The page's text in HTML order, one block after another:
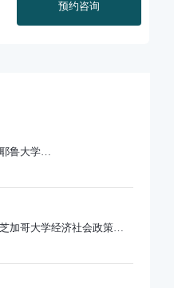
预约咨询
鲁大学
加哥大学经济社会政策专